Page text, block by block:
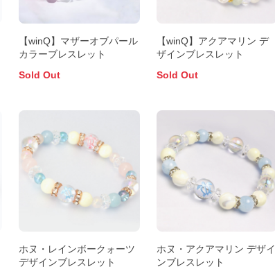
【winQ】マザーオブパール
カラーブレスレット
Sold Out
【winQ】アクアマリン デ
ザインブレスレット
Sold Out
ホヌ・レインボークォーツ
デザインブレスレット
ホヌ・アクアマリン デザイ
ンブレスレット